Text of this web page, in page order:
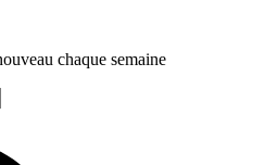
chaque semaine